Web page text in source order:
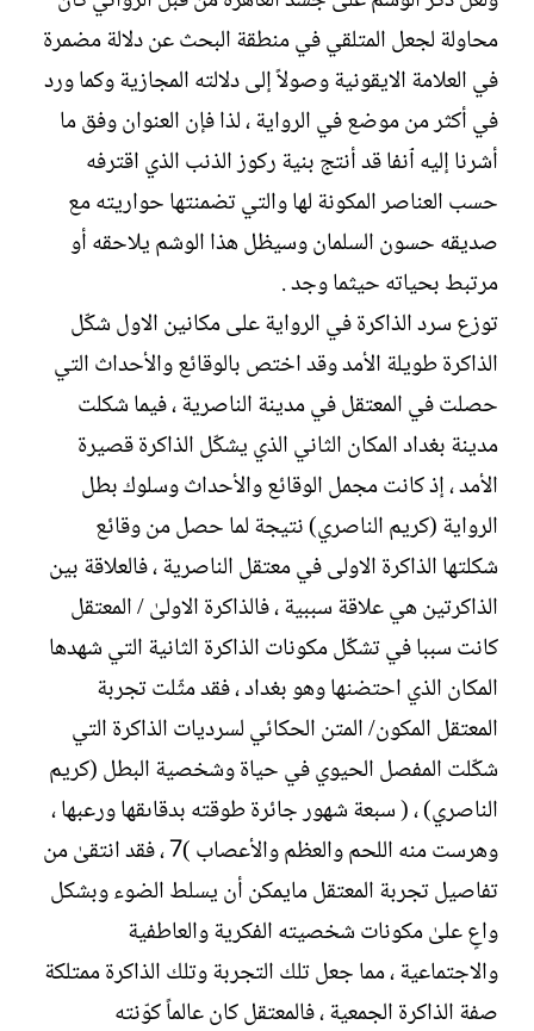
محاولة لجعل المتلقي في منطقة البحث عن دلالة مضمرة
في العلامة الايقونية وصولاً إلى دلالته المجازية وكما ورد
في أكثر من موضع في الرواية ، لذا فإن العنوان وفق ما
أشرنا إليه ٱنفا قد أنتج بنية ركوز الذنب الذي اقترفه
حسب العناصر المكونة لها والتي تضمنتها حواريته مع
صديقه حسون السلمان وسيظل هذا الوشم يلاحقه أو
مرتبط بحياته حيثما وجد .
توزع سرد الذاكرة في الرواية على مكانين الاول شكّل
الذاكرة طويلة الأمد وقد اختص بالوقائع والأحداث التي
حصلت في المعتقل في مدينة الناصرية ، فيما شكلت
مدينة بغداد المكان الثاني الذي يشكّل الذاكرة قصيرة
الأمد ، إذ كانت مجمل الوقائع والأحداث وسلوك بطل
الرواية (كريم الناصري) نتيجة لما حصل من وقائع
شكلتها الذاكرة الاولى في معتقل الناصرية ، فالعلاقة بين
الذاكرتين هي علاقة سببية ، فالذاكرة الاولىٰ / المعتقل
كانت سببا في تشكّل مكونات الذاكرة الثانية التي شهدها
المكان الذي احتضنها وهو بغداد ، فقد مثّلت تجربة
المعتقل المكون/ المتن الحكائي لسرديات الذاكرة التي
شكّلت المفصل الحيوي في حياة وشخصية البطل (كريم
الناصري) ، ( سبعة شهور جائرة طوقته بدقاىقها ورعبها ،
وهرست منه اللحم والعظم والأعصاب )7 ، فقد انتقىٰ من
تفاصيل تجربة المعتقل مايمكن أن يسلط الضوء وبشكل
واعٍ علىٰ مكونات شخصيته الفكرية والعاطفية
والاجتماعية ، مما جعل تلك التجربة وتلك الذاكرة ممتلكة
صفة الذاكرة الجمعية ، فالمعتقل كان عالماً كوّنته